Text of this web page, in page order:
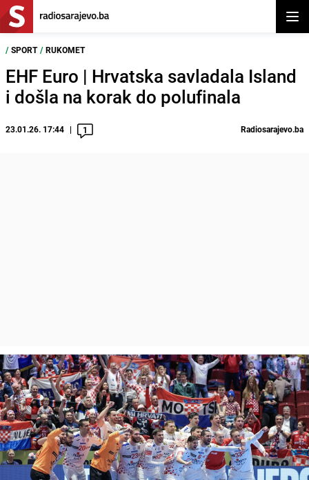
/ SPORT / RUKOMET
EHF Euro | Hrvatska savladala Island
i došla na korak do polufinala
23.01.26. 17:44 1 Radiosarajevo.ba